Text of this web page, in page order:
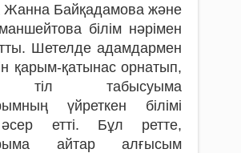
Жанна Байқадамова және
білім нәрімен
Шетелде адамдармен
қарым-қатынас орнатып,
тіл табысуыма
үйреткен білімі
етті. Бұл ретте,
айтар алғысым